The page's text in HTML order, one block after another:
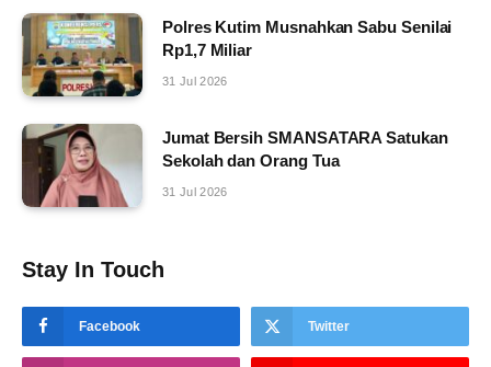
Polres Kutim Musnahkan Sabu Senilai
Rp1,7 Miliar
31 Jul 2026
Jumat Bersih SMANSATARA Satukan
Sekolah dan Orang Tua
31 Jul 2026
Stay In Touch
Facebook Twitter